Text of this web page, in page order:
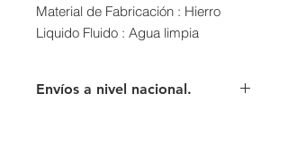
Material de Fabricación : Hierro
Liquido Fluido : Agua limpia
Envíos a nivel nacional.